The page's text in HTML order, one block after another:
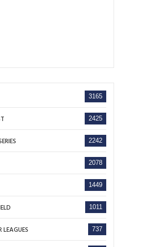
3165
2425
2242
2078
1449
1011
LEAGUES 737